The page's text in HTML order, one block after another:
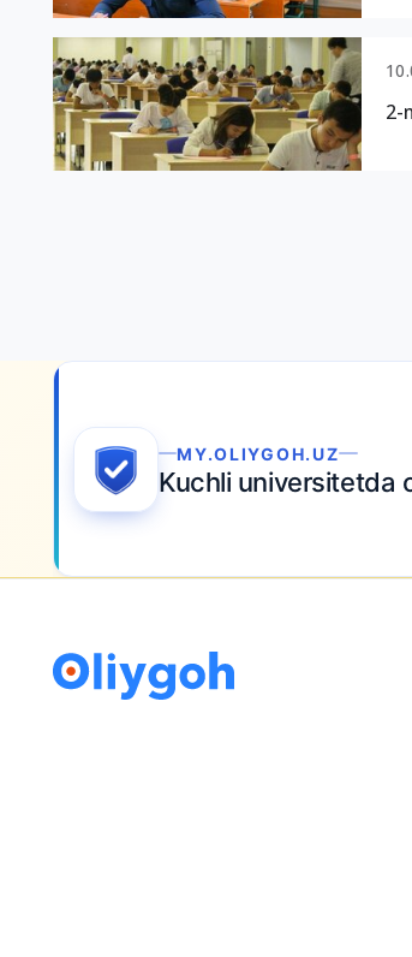
2-
MY.OLIYGOH.UZ
Kuchli universitetda